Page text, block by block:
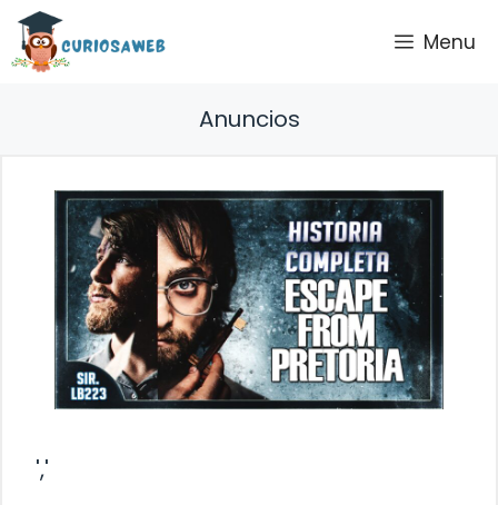
Saltar
contenido
Menu
Anuncios
','